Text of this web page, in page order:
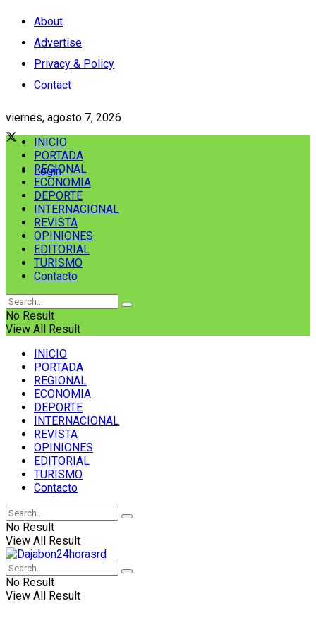
About
Advertise
Privacy & Policy
Contact
viernes, agosto 7, 2026
Login
INICIO
PORTADA
REGIONAL
ECONOMIA
DEPORTE
INTERNACIONAL
REVISTA
OPINIONES
EDITORIAL
TURISMO
Contacto
No Result
View All Result
INICIO
PORTADA
REGIONAL
ECONOMIA
DEPORTE
INTERNACIONAL
REVISTA
OPINIONES
EDITORIAL
TURISMO
Contacto
No Result
View All Result
No Result
View All Result